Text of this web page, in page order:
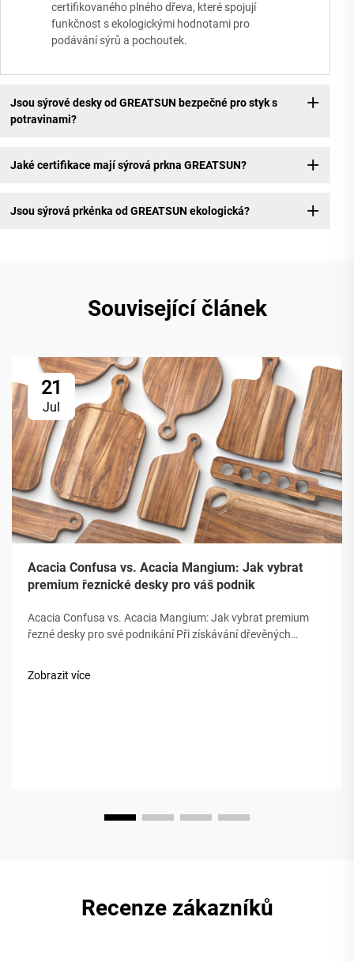
certifikovaného plného dřeva, které spojují
funkčnost s ekologickými hodnotami pro
podávání sýrů a pochoutek.
Jsou sýrové desky od GREATSUN bezpečné pro styk s
potravinami?
Jaké certifikace mají sýrová prkna GREATSUN?
Jsou sýrová prkénka od GREATSUN ekologická?
Související článek
21
Jul
Acacia Confusa vs. Acacia Mangium: Jak vybrat
premium řeznické desky pro váš podnik
Acacia Confusa vs. Acacia Mangium: Jak vybrat premium
řezné desky pro své podnikání Při získávání dřevěných
zmatuje&nb...
Zobrazit více
Recenze zákazníků